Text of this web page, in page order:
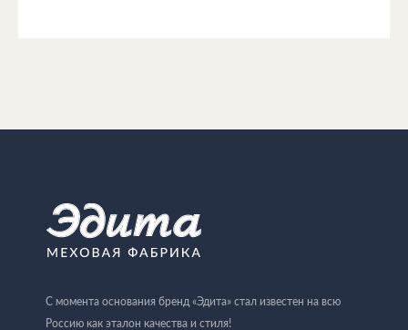
С момента основания бренд «Эдита» стал известен на всю
Россию как эталон качества и стиля!